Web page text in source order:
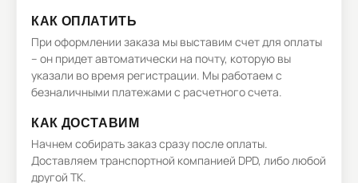
КАК ОПЛАТИТЬ
При оформлении заказа мы выставим счет для оплаты
– он придет автоматически на почту, которую вы
указали во время регистрации. Мы работаем с
безналичными платежами с расчетного счета.
КАК ДОСТАВИМ
Начнем собирать заказ сразу после оплаты.
Доставляем транспортной компанией DPD, либо любой
другой ТК.